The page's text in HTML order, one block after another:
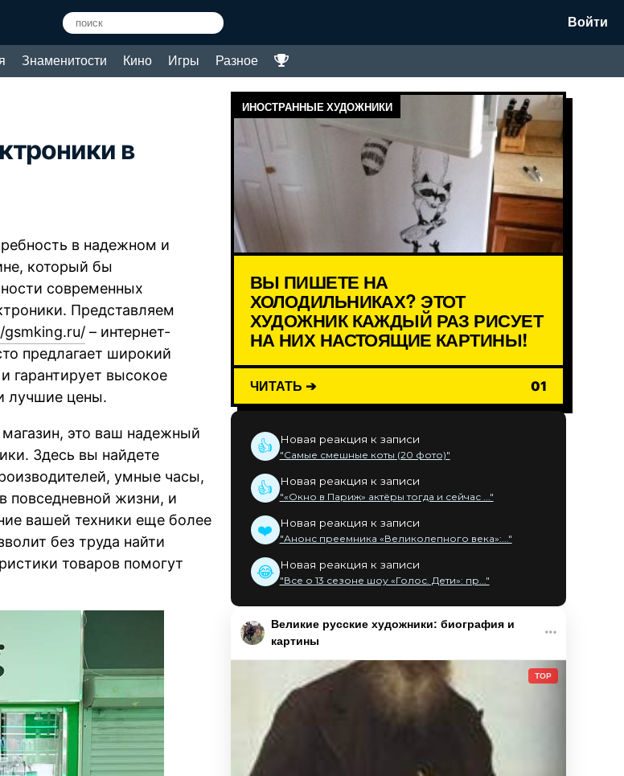
Войти
Знаменитости Кино Игры Разное
в
в надежном и
который бы
современных
Представляем
– интернет-
предлагает широкий
гарантирует высокое
лучшие цены.
магазин, это ваш надежный
Здесь вы найдете
умные часы,
жизни, и
вашей техники еще более
без труда найти
товаров помогут
ИНОСТРАННЫЕ ХУДОЖНИКИ
ВЫ ПИШЕТЕ НА
ХОЛОДИЛЬНИКАХ? ЭТОТ
ХУДОЖНИК КАЖДЫЙ РАЗ РИСУЕТ
НА НИХ НАСТОЯЩИЕ КАРТИНЫ!
ЧИТАТЬ ➔ 01
👍 Новая реакция к записи
"Самые смешные коты (20 фото)"
👍 Новая реакция к записи
"«Окно в Париж» актёры тогда и сейчас ..."
❤️ Новая реакция к записи
"Анонс преемника «Великолепного века»:..."
😂 Новая реакция к записи
"Все о 13 сезоне шоу «Голос. Дети»: пр..."
Великие русские художники: биография и
картины
TOP